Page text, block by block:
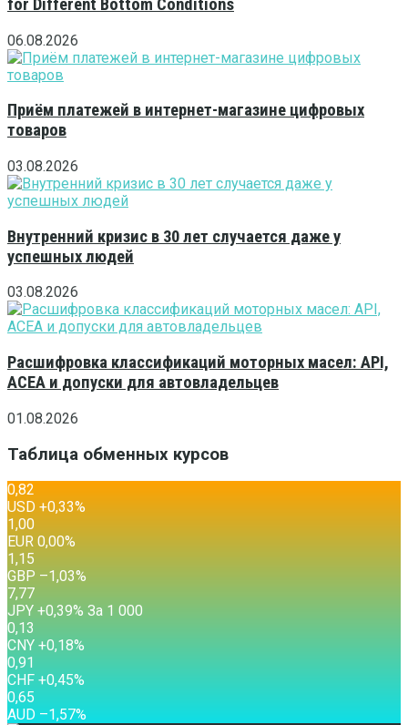
for Different Bottom Conditions
06.08.2026
Приём платежей в интернет-магазине цифровых
товаров
03.08.2026
Внутренний кризис в 30 лет случается даже у
успешных людей
03.08.2026
Расшифровка классификаций моторных масел: API,
ACEA и допуски для автовладельцев
01.08.2026
Таблица обменных курсов
0,82
USD +0,33%
1,00
EUR 0,00%
1,15
GBP –1,03%
7,77
JPY +0,39% За 1 000
0,13
CNY +0,18%
0,91
CHF +0,45%
0,65
AUD –1,57%